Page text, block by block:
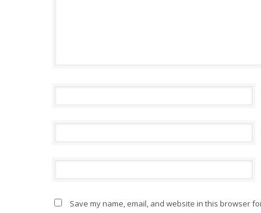
Save my name, email, and website in this browser